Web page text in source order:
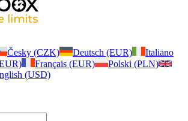
Česky (CZK) Deutsch (EUR)
Italiano
Français (EUR)
Polski (PLN)
(USD)